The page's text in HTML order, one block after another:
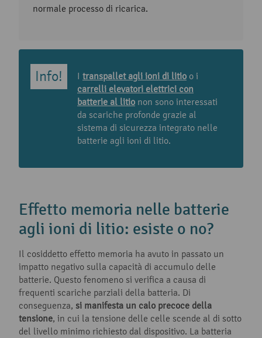
normale processo di ricarica.
I transpallet agli ioni di litio o i
carrelli elevatori elettrici con
batterie al litio non sono interessati
da scariche profonde grazie al
sistema di sicurezza integrato nelle
batterie agli ioni di litio.
Effetto memoria nelle batterie
agli ioni di litio: esiste o no?
Il cosiddetto effetto memoria ha avuto in passato un
impatto negativo sulla capacità di accumulo delle
batterie. Questo fenomeno si verifica a causa di
frequenti scariche parziali della batteria. Di
conseguenza, si manifesta un calo precoce della
tensione, in cui la tensione delle celle scende al di sotto
del livello minimo richiesto dal dispositivo. La batteria